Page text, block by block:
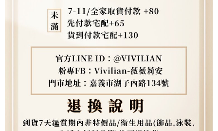
４．使用「AFTEE先享後付」時，將依據個別帳號之用戶狀況，依本公司即
時審查核予不同之上限額度；若仍有額度不足之情形，本公司將視審查結果
請求用戶進行身份認證。
５．嚴禁一人註冊多個帳號或使用他人資訊註冊。若發現惡意使用之情形，
恩沛科技股份有限公司將有權停止該用戶之使用額度並採取法律行動。